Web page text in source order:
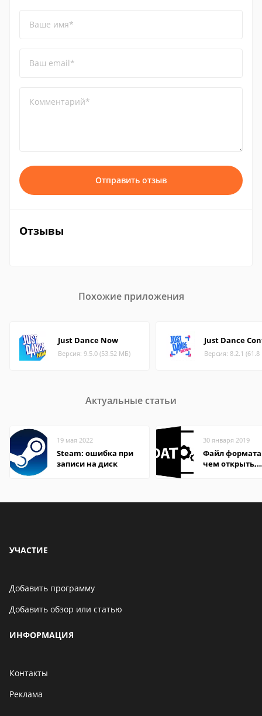
Ваше имя*
Ваш email*
Комментарий*
Отправить отзыв
Отзывы
Похожие приложения
Just Dance Now
Версия: 9.5.0 (53.52 МБ)
Just Dance
Версия: 8.2.1
Актуальные статьи
19 мая 2022
Steam: ошибка при
записи на диск
30 января 2019
Файл формата
чем открыть,
УЧАСТИЕ
Добавить программу
Добавить обзор или статью
ИНФОРМАЦИЯ
Контакты
Реклама